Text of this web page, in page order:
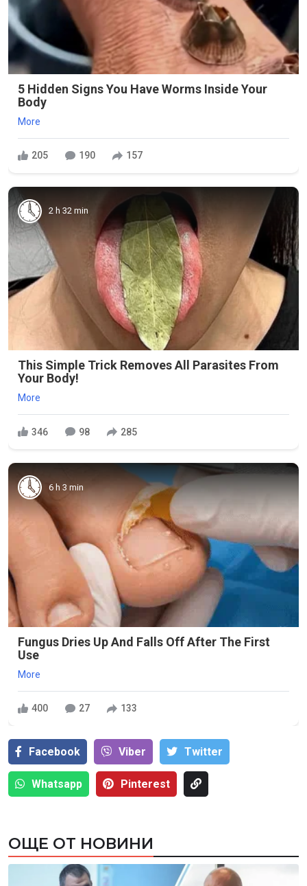
5 Hidden Signs You Have Worms Inside Your
Body
More
205 190 157
2 h 32 min
This Simple Trick Removes All Parasites From
Your Body!
More
346 98 285
6 h 3 min
Fungus Dries Up And Falls Off After The First
Use
More
400 27 133
Facebook Viber Тwitter
Whatsapp Pinterest
ОЩЕ ОТ НОВИНИ